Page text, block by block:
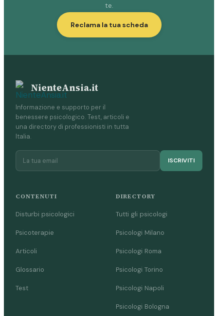
te.
Reclama la tua scheda
NienteAnsia.it
Informazione e supporto per il
benessere psicologico. Test, articoli e
una directory di professionisti in tutta
Italia.
ISCRIVITI
CONTENUTI
Disturbi psicologici
Psicoterapie
Articoli
Glossario
Test
DIRECTORY
Tutti gli psicologi
Psicologi Milano
Psicologi Roma
Psicologi Torino
Psicologi Napoli
Psicologi Bologna